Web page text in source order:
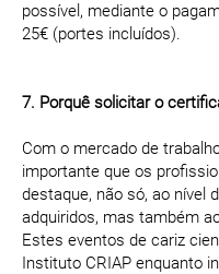
possível, mediante o
25€ (portes incluídos).
7. Porquê solicitar o
Com o mercado de
importante que os
destaque, não só, ao nível
adquiridos, mas também
Estes eventos de cariz
Instituto CRIAP enquanto